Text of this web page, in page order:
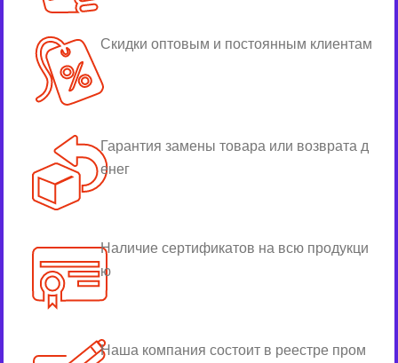
Скидки оптовым и постоянным клиентам
Гарантия замены товара или возврата д
енег
Наличие сертификатов на всю продукци
ю
Наша компания состоит в реестре пром